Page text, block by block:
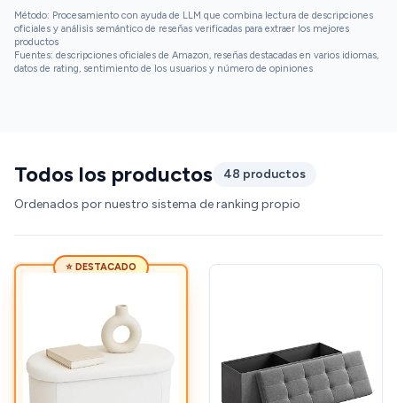
Método: Procesamiento con ayuda de LLM que combina lectura de descripciones
oficiales y análisis semántico de reseñas verificadas para extraer los mejores
productos
Fuentes: descripciones oficiales de Amazon, reseñas destacadas en varios idiomas,
datos de rating, sentimiento de los usuarios y número de opiniones
Todos los productos
48 productos
Ordenados por nuestro sistema de ranking propio
⭐ DESTACADO